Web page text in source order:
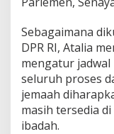
Sebagaimana
DPR RI, Atalia
mengatur
seluruh proses
jemaah
masih tersedia
ibadah.